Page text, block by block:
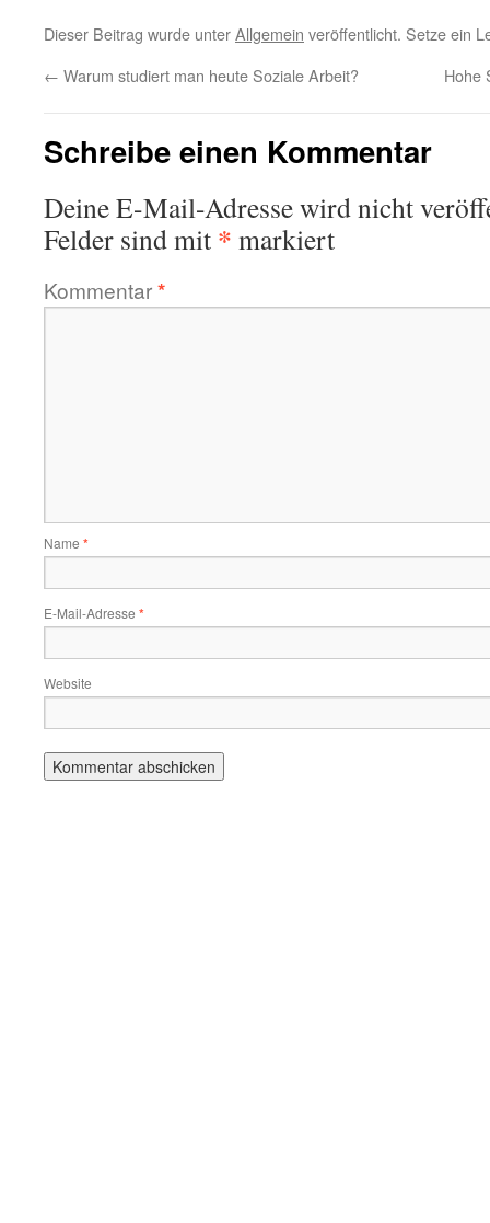
Dieser Beitrag wurde unterAllgemein veröffentlicht. Setze ein
← Warum studiert man heute Soziale Arbeit? Hohe
Schreibe einen Kommentar
Deine E-Mail-Adresse wird nicht
Felder sind mit * markiert
Kommentar*
Name *
E-Mail-Adresse *
Website